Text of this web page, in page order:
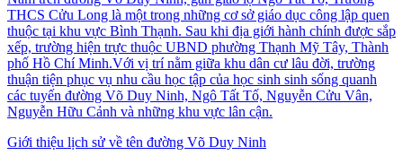
THCS Cửu Long là một trong những cơ sở giáo dục công lập quen
thuộc tại khu vực Bình Thạnh. Sau khi địa giới hành chính được sắp
xếp, trường hiện trực thuộc UBND phường Thạnh Mỹ Tây, Thành
phố Hồ Chí Minh.Với vị trí nằm giữa khu dân cư lâu đời, trường
thuận tiện phục vụ nhu cầu học tập của học sinh sinh sống quanh
các tuyến đường Võ Duy Ninh, Ngô Tất Tố, Nguyễn Cửu Vân,
Nguyễn Hữu Cảnh và những khu vực lân cận.
Giới thiệu lịch sử về tên đường Võ Duy Ninh